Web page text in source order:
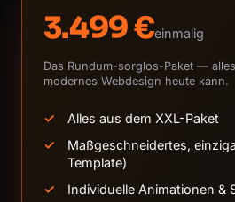
3.499 €einmalig
Das Rundum-sorglos-Paket —
modernes Webdesign heute kann.
Alles aus dem XXL-Paket
Maßgeschneidertes,
Template)
Individuelle Animationen &